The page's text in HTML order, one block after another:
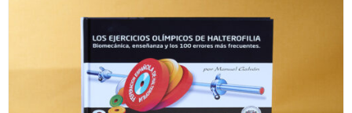
múltiples
variantes.
Las
opciones